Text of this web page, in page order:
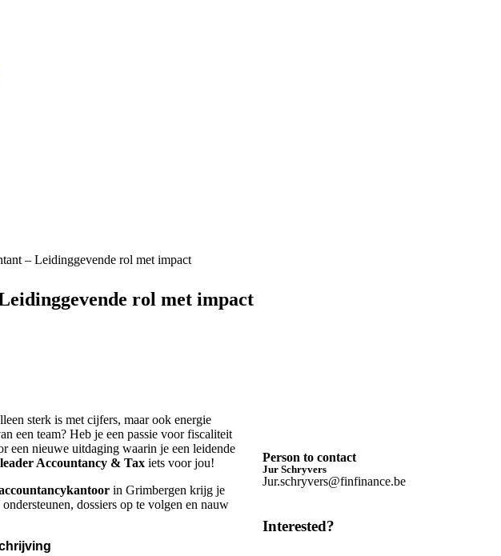
– Leidinggevende rol met impact
rol met impact
sterk is met cijfers, maar ook energie
een team? Heb je een passie voor fiscaliteit
een nieuwe uitdaging waarin je een leidende
Accountancy & Tax iets voor jou!
in Grimbergen krijg je
dossiers op te volgen en nauw
Person to contact
Jur Schryvers
Jur.schryvers@finfinance.be
Interested?